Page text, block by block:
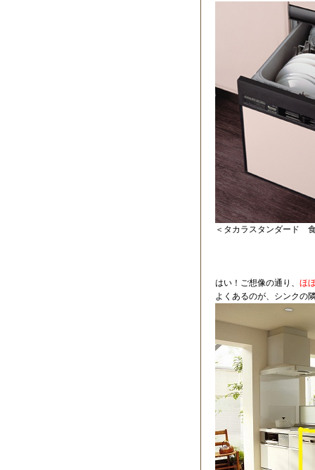
＜タカラスタンダード
はい！ご想像の通り、 ほ
よくあるのが、シンクの